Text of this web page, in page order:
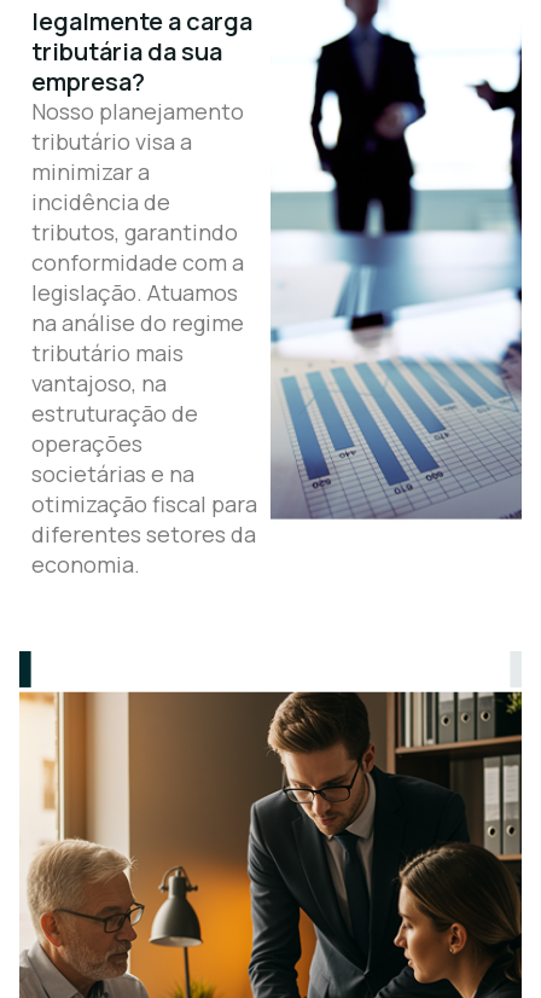
legalmente a carga
tributária da sua
empresa?
Nosso planejamento
tributário visa a
minimizar a
incidência de
tributos, garantindo
conformidade com a
legislação. Atuamos
na análise do regime
tributário mais
vantajoso, na
estruturação de
operações
societárias e na
otimização fiscal para
diferentes setores da
economia.